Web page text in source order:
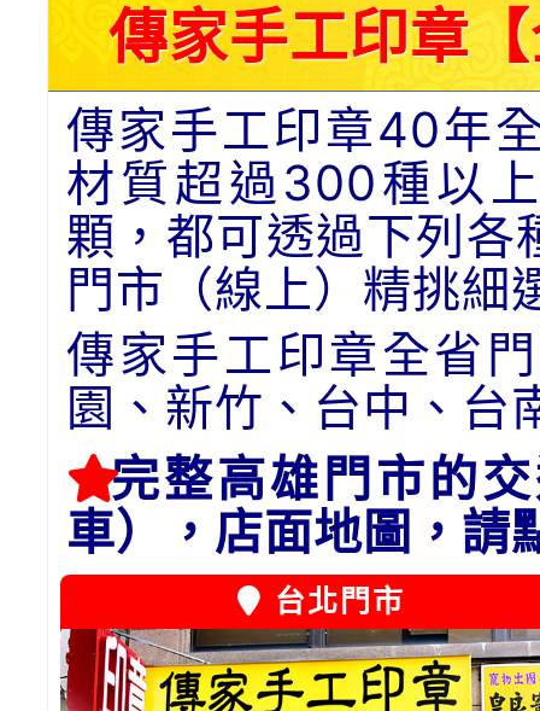
傳家手工印章
傳家手工印章40年
材質超過300種以
顆，都可透過下列各
門市（線上）精挑細
傳家手工印章全省
園、新竹、台中、台
完整高雄門市的
車），店面地圖，請
台北門市